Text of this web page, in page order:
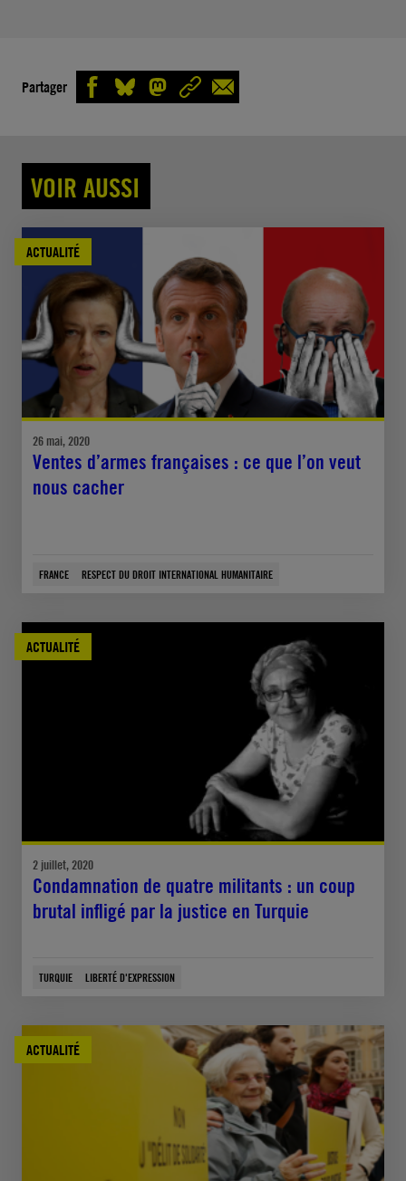
Partager
VOIR AUSSI
ACTUALITÉ
26 mai, 2020
Ventes d’armes françaises : ce que l’on veut
nous cacher
FRANCE RESPECT DU DROIT INTERNATIONAL HUMANITAIRE
ACTUALITÉ
2 juillet, 2020
Condamnation de quatre militants : un coup
brutal infligé par la justice en Turquie
TURQUIE LIBERTÉ D'EXPRESSION
ACTUALITÉ